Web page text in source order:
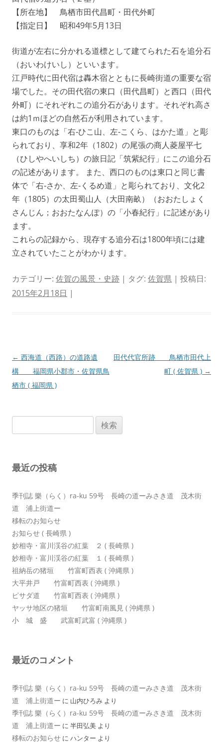
【所在地】 鳥栖市田代昌町・田代外町
【指定日】 昭和49年5月13日
街道が左右に分かれる道標として建てられた石を追分石
（おいわけいし）といいます。
江戸時代に田代宿は轟木宿とともに長崎街道の重要な宿
場でした。その田代宿の東口（田代昌町）と西口（田代
外町）にそれぞれこの追分石があります。それぞれ高さ
は約1ｍほどの自然石が利用されています。
東口のものは「右‐ひこ山、左‐こくら、はかた道」と彫
られており、享和2年（1802）の尾張の商人菱屋平七
（ひしやへいしち）の旅日記「筑紫紀行」にこの追分石
の記述があります。 また、西口のものは東口と同じ書
体で「右‐さか、左‐くるめ道」と彫られており、文化2
年（1805）の太田蜀山人（大田南畝）（おおたしょく
さんじん；おおたなんぽ）の「小春紀行」に記述があり
ます。
これらの記録から、現存する追分石は1800年頃には建
立されていたことがわかります。
カテゴリー: 佐賀の風景・史跡 | タグ: 佐賀県 | 投稿日:
2015年2月18日 |
投
稿
ナ
ン
← 西海道（西路）の道路遺
構 福岡県小郡市・佐賀県鳥
栖市 ( 福岡県 )
田代代官所跡 鳥栖市田代上
町 ( 佐賀県 ) →
索:
最近の投稿
季刊誌 樂（らく）ra-ku 59号 長崎の道ーみさき道 茂木街
道 浦上街道ー
移転のお知らせ
お知らせ ( 長崎県 )
妙相寺・富川渓谷の紅葉 ２ ( 長崎県 )
妙相寺・富川渓谷の紅葉 １ ( 長崎県 )
祖納岳の猪垣 竹富町西表 ( 沖縄県 )
大平井戸 竹富町西表 ( 沖縄県 )
ピサダ道 竹富町西表 ( 沖縄県 )
ヤッサ地区の猪垣 竹富町南風見 ( 沖縄県 )
小 城 盛 武富町武富 ( 沖縄県 )
最近のコメント
季刊誌 樂（らく）ra-ku 59号 長崎の道ーみさき道 茂木街
道 浦上街道ー に 山内ひろみ より
季刊誌 樂（らく）ra-ku 59号 長崎の道ーみさき道 茂木街
道 浦上街道ー に 半田弘美 より
移転のお知らせ に ハンター より